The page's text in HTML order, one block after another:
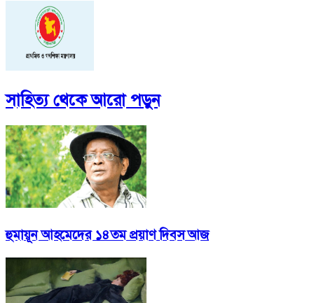
সাহিত্যথেকে আরো পড়ুন
হুমায়ূন আহমেদের ১৪তম প্রয়াণ দিবস আজ